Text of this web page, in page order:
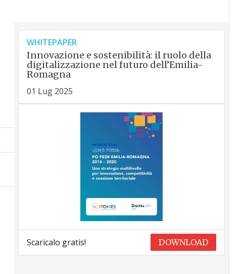
WHITEPAPER
Innovazione e sostenibilità: il ruolo della
digitalizzazione nel futuro dell’Emilia-
Romagna
01 Lug 2025
Scaricalo gratis! DOWNLOAD